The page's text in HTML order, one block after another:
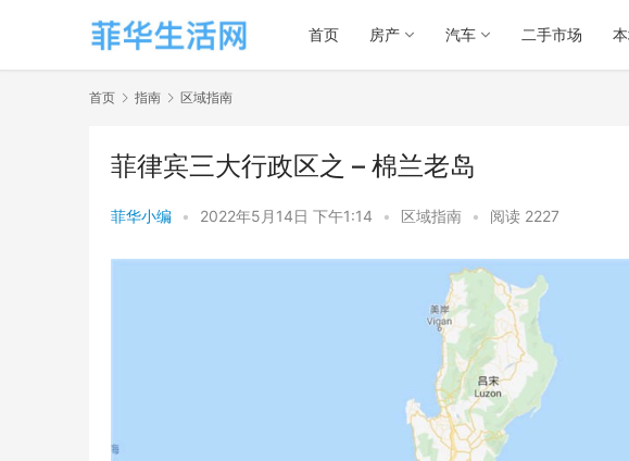
首页 房产 汽车 二手市场
首页 指南 区域指南
菲律宾三大行政区之 – 棉兰老岛
菲华小编 • 2022年5月14日 下午1:14 • 区域指南 • 阅读 2227